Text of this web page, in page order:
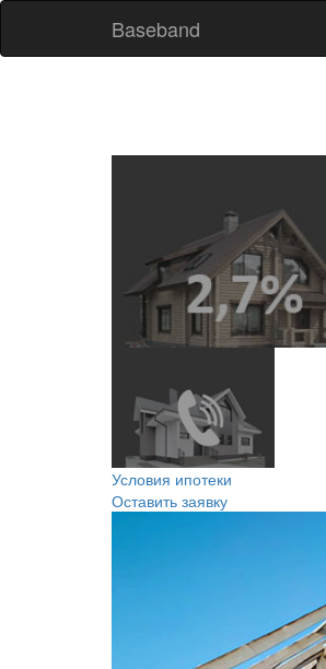
Baseband
Условия ипотеки
Оставить заявку